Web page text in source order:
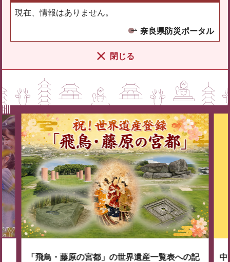
現在、情報はありません。
奈良県防災ポータル
閉じる
「飛鳥・藤原の宮都」の世界遺産一覧表への記
中